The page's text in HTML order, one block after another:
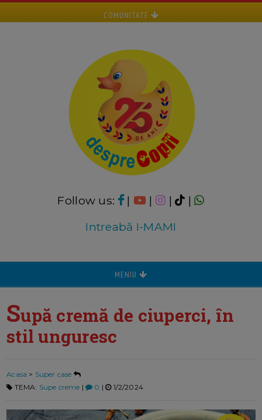
COMUNITATE
Follow us: | | |
|
Intreabă I-MAMI
MENIU
Supă cremă de ciuperci, în
stil unguresc
Acasa > Super case
TEMA: Supe creme | 0 | 1/2/2024